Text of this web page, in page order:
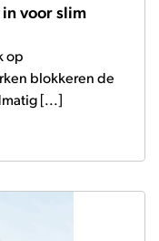
voor slim
op
blokkeren de
[...]